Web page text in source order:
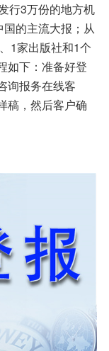
行3万份的地方机
的主流大报；从
1家出版社和1个
如下：准备好登
询报务在线客
稿，然后客户确